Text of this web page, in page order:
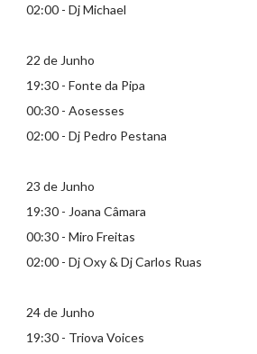
02:00 - Dj Michael
22 de Junho
19:30 - Fonte da Pipa
00:30 - Aosesses
02:00 - Dj Pedro Pestana
23 de Junho
19:30 - Joana Câmara
00:30 - Miro Freitas
02:00 - Dj Oxy & Dj Carlos Ruas
24 de Junho
19:30 - Triova Voices